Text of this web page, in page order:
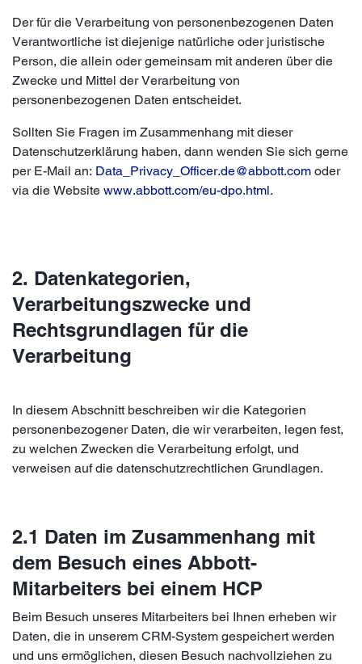
Der für die Verarbeitung von personenbezogenen Daten
Verantwortliche ist diejenige natürliche oder juristische
Person, die allein oder gemeinsam mit anderen über die
Zwecke und Mittel der Verarbeitung von
personenbezogenen Daten entscheidet.
Sollten Sie Fragen im Zusammenhang mit dieser
Datenschutzerklärung haben, dann wenden Sie sich gerne
per E-Mail an: Data_Privacy_Officer.de@abbott.com oder
via die Website www.abbott.com/eu-dpo.html.
2. Datenkategorien,
Verarbeitungszwecke und
Rechtsgrundlagen für die
Verarbeitung
In diesem Abschnitt beschreiben wir die Kategorien
personenbezogener Daten, die wir verarbeiten, legen fest,
zu welchen Zwecken die Verarbeitung erfolgt, und
verweisen auf die datenschutzrechtlichen Grundlagen.
2.1 Daten im Zusammenhang mit
dem Besuch eines Abbott-
Mitarbeiters bei einem HCP
Beim Besuch unseres Mitarbeiters bei Ihnen erheben wir
Daten, die in unserem CRM-System gespeichert werden
und uns ermöglichen, diesen Besuch nachvollziehen zu